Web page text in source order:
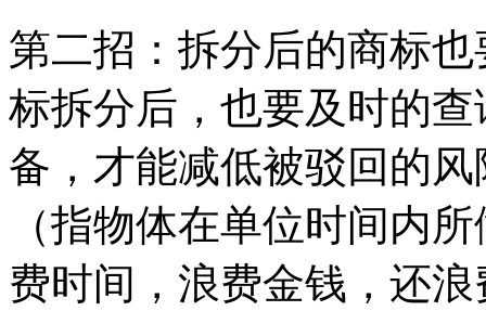
第二招：拆分后的商标
标拆分后，也要及时的
备，才能减低被驳回的
（指物体在单位时间内
费时间，浪费金钱，还